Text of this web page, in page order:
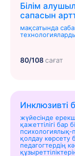
Білім
сапасын
мақсатында
80/108сағат
Инклюзивті
жүйесінде
қажеттілігі бар
психологиялық-
қолдау көрсету
педагогтердің